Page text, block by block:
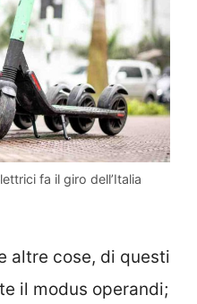
fa il giro dell’Italia
altre cose, di questi
il modus operandi;